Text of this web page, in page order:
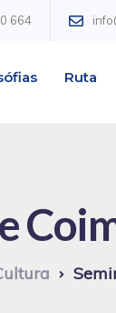
664
Ruta